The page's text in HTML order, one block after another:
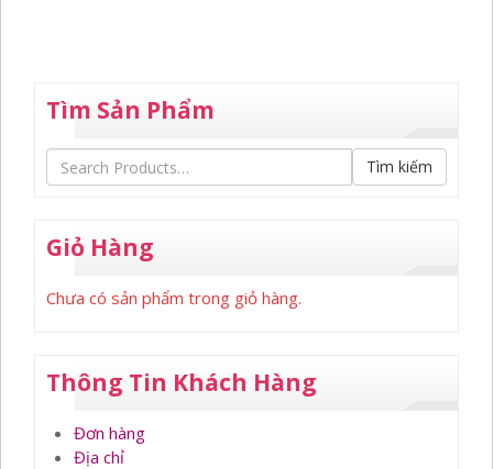
Tìm Sản Phẩm
Tìm kiếm
Giỏ Hàng
Chưa có sản phẩm trong giỏ hàng.
Thông Tin Khách Hàng
Đơn hàng
Địa chỉ